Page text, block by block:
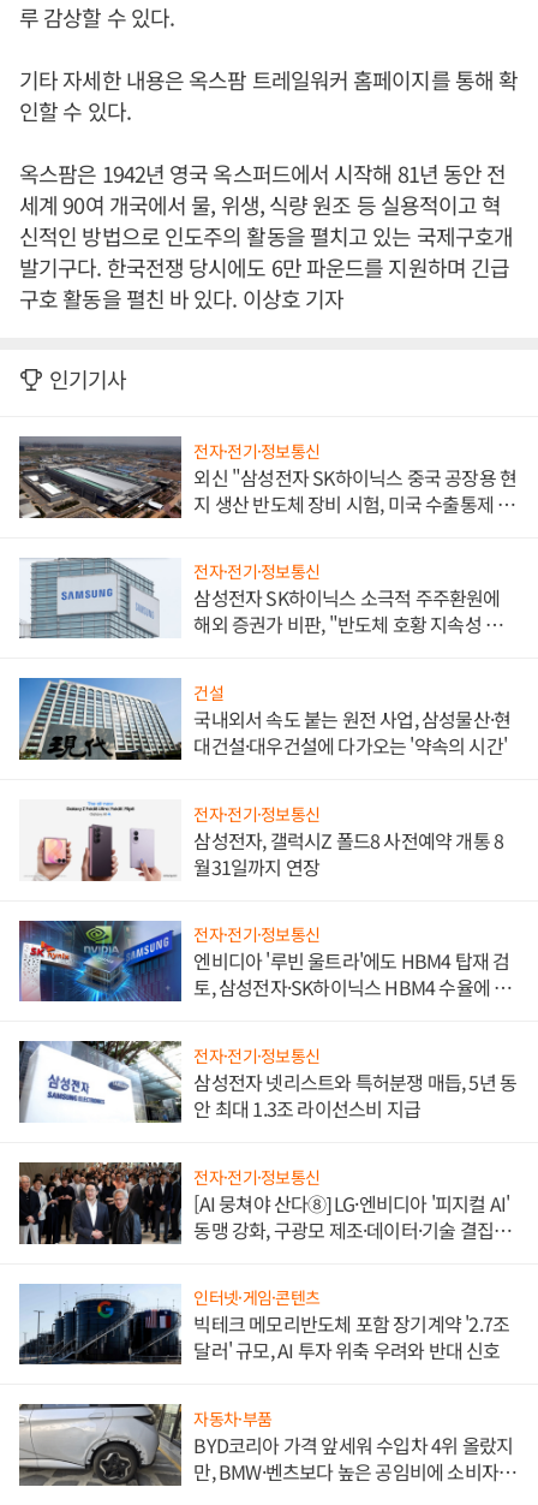
루 감상할 수 있다.
기타 자세한 내용은 옥스팜 트레일워커 홈페이지를 통해 확
인할 수 있다.
옥스팜은 1942년 영국 옥스퍼드에서 시작해 81년 동안 전
세계 90여 개국에서 물, 위생, 식량 원조 등 실용적이고 혁
신적인 방법으로 인도주의 활동을 펼치고 있는 국제구호개
발기구다. 한국전쟁 당시에도 6만 파운드를 지원하며 긴급
구호 활동을 펼친 바 있다. 이상호 기자
인기기사
전자·전기·정보통신
외신 "삼성전자 SK하이닉스 중국 공장용 현
지 생산 반도체 장비 시험, 미국 수출통제 대
전자·전기·정보통신
삼성전자 SK하이닉스 소극적 주주환원에
해외 증권가 비판, "반도체 호황 지속성 의
건설
국내외서 속도 붙는 원전 사업, 삼성물산·현
대건설·대우건설에 다가오는 '약속의 시간'
전자·전기·정보통신
삼성전자, 갤럭시Z 폴드8 사전예약 개통 8
월31일까지 연장
전자·전기·정보통신
엔비디아 '루빈 울트라'에도 HBM4 탑재 검
토, 삼성전자·SK하이닉스 HBM4 수율에 주
전자·전기·정보통신
삼성전자 넷리스트와 특허분쟁 매듭, 5년 동
안 최대 1.3조 라이선스비 지급
전자·전기·정보통신
[AI 뭉쳐야 산다⑧] LG·엔비디아 '피지컬 AI'
동맹 강화, 구광모 제조·데이터·기술 결집
인터넷·게임·콘텐츠
빅테크 메모리반도체 포함 장기계약 '2.7조
달러' 규모, AI 투자 위축 우려와 반대 신호
자동차·부품
BYD코리아 가격 앞세워 수입차 4위 올랐지
만, BMW·벤츠보다 높은 공임비에 소비자